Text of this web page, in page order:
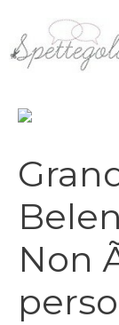
contenuto
Non